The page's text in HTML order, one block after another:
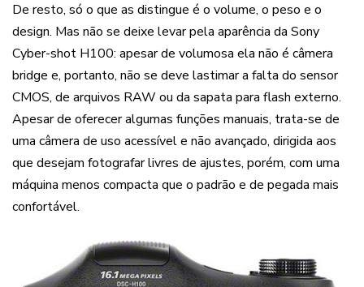
De resto, só o que as distingue é o volume, o peso e o
design. Mas não se deixe levar pela aparência da Sony
Cyber-shot H100: apesar de volumosa ela não é câmera
bridge e, portanto, não se deve lastimar a falta do sensor
CMOS, de arquivos RAW ou da sapata para flash externo.
Apesar de oferecer algumas funções manuais, trata-se de
uma câmera de uso acessível e não avançado, dirigida aos
que desejam fotografar livres de ajustes, porém, com uma
máquina menos compacta que o padrão e de pegada mais
confortável.